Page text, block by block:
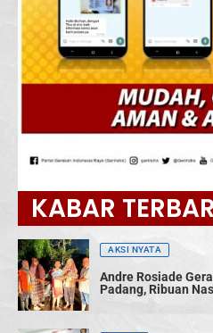
KABAR
AKSI NYATA
Andre Rosiade
Padang, Ribuan